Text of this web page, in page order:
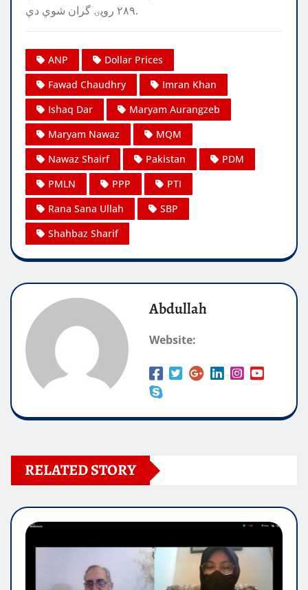
٢٨٩ روپۍ گران شوي دي.
ANP
Dollar Prices
Fawad Chaudhry
Imran Khan
Ishaq Dar
Maryam Aurangzeb
Maryam Nawaz
MQM
Nawaz Shairf
Pakistan
PDM
PMLN
PPP
PTI
Rana Sana Ullah
SBP
Shahbaz Sharif
Abdullah
Website:
RELATED STORY